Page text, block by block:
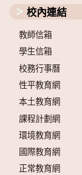
校內連結
教師信箱
學生信箱
校務行事曆
性平教育網
本土教育網
課程計劃網
環境教育網
國際教育網
正常教育網